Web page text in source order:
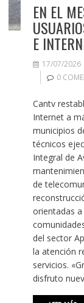
EN EL
E
17/07/2026
0
Cantv
Internet a
municipios
técnicos
Integral de
de
orientadas
del sector
la atención
servicios.
disfruto